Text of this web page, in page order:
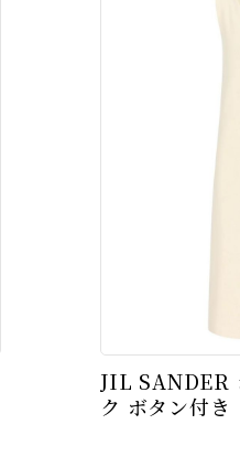
JIL SANDER
ク ボタン付き